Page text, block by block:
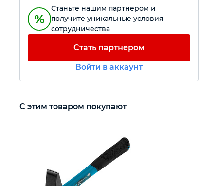
Силовое оборудование
Крепежный инструмент
Станьте нашим партнером и
получите уникальные условия
сотрудничества
Стать партнером
Войти в аккаунт
С этим товаром покупают